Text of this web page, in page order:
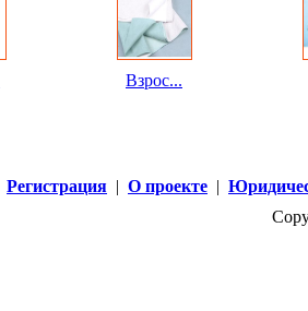
Взрос...
Регистрация | О проекте |